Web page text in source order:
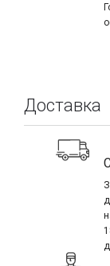
Доставка